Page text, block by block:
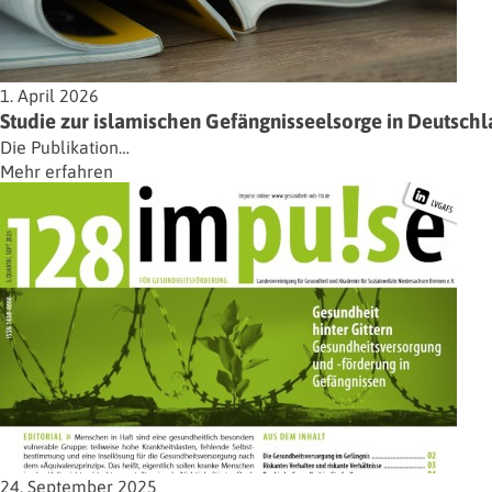
1. April 2026
Studie zur islamischen Gefängnisseelsorge in
Die Publikation…
Mehr erfahren
24. September 2025